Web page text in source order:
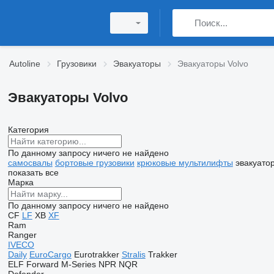
Autoline Грузовики Эвакуаторы Эвакуаторы Volvo
Эвакуаторы Volvo
Категория
По данному запросу ничего не найдено
самосвалы бортовые грузовики крюковые мультилифты
показать все
Марка
По данному запросу ничего не найдено
CF LF XB XF
Ram
Ranger
IVECO
Daily EuroCargo Eurotrakker Stralis Trakker
ELF Forward M-Series NPR NQR